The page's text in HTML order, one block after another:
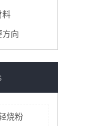
料
方向
烧粉